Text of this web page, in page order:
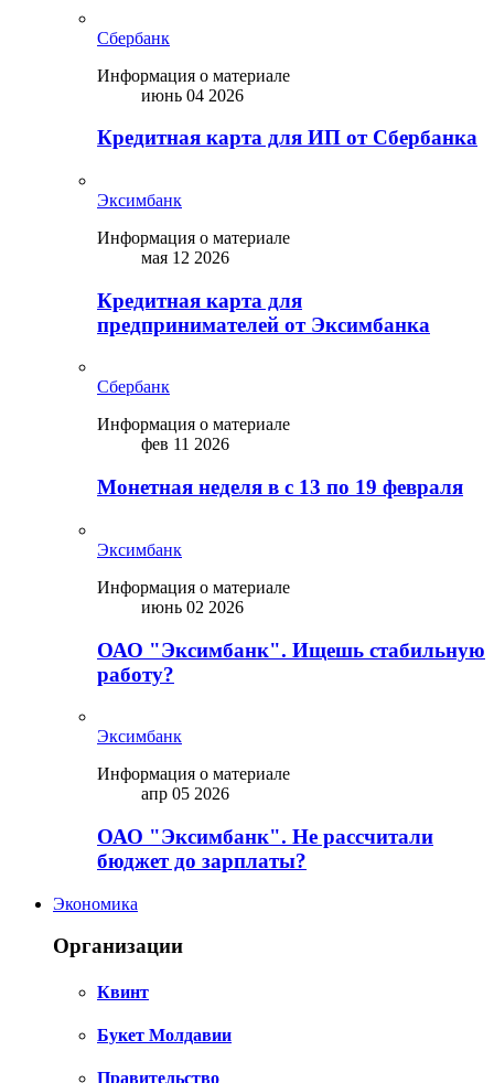
Сбербанк
Информация о материале
июнь 04 2026
Кредитная карта для ИП от Сбербанка
Эксимбанк
Информация о материале
мая 12 2026
Кредитная карта для
предпринимателей от Эксимбанка
Сбербанк
Информация о материале
фев 11 2026
Монетная неделя в с 13 по 19 февраля
Эксимбанк
Информация о материале
июнь 02 2026
ОАО "Эксимбанк". Ищешь стабильную
работу?
Эксимбанк
Информация о материале
апр 05 2026
ОАО "Эксимбанк". Не рассчитали
бюджет до зарплаты?
Экономика
Организации
Квинт
Букет Молдавии
Правительство